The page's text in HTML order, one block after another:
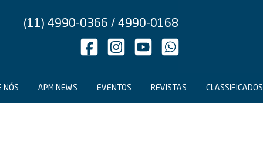
(11) 4990-0366 / 4990-0168
NÓS APM NEWS EVENTOS REVISTAS CLASSIFICADOS